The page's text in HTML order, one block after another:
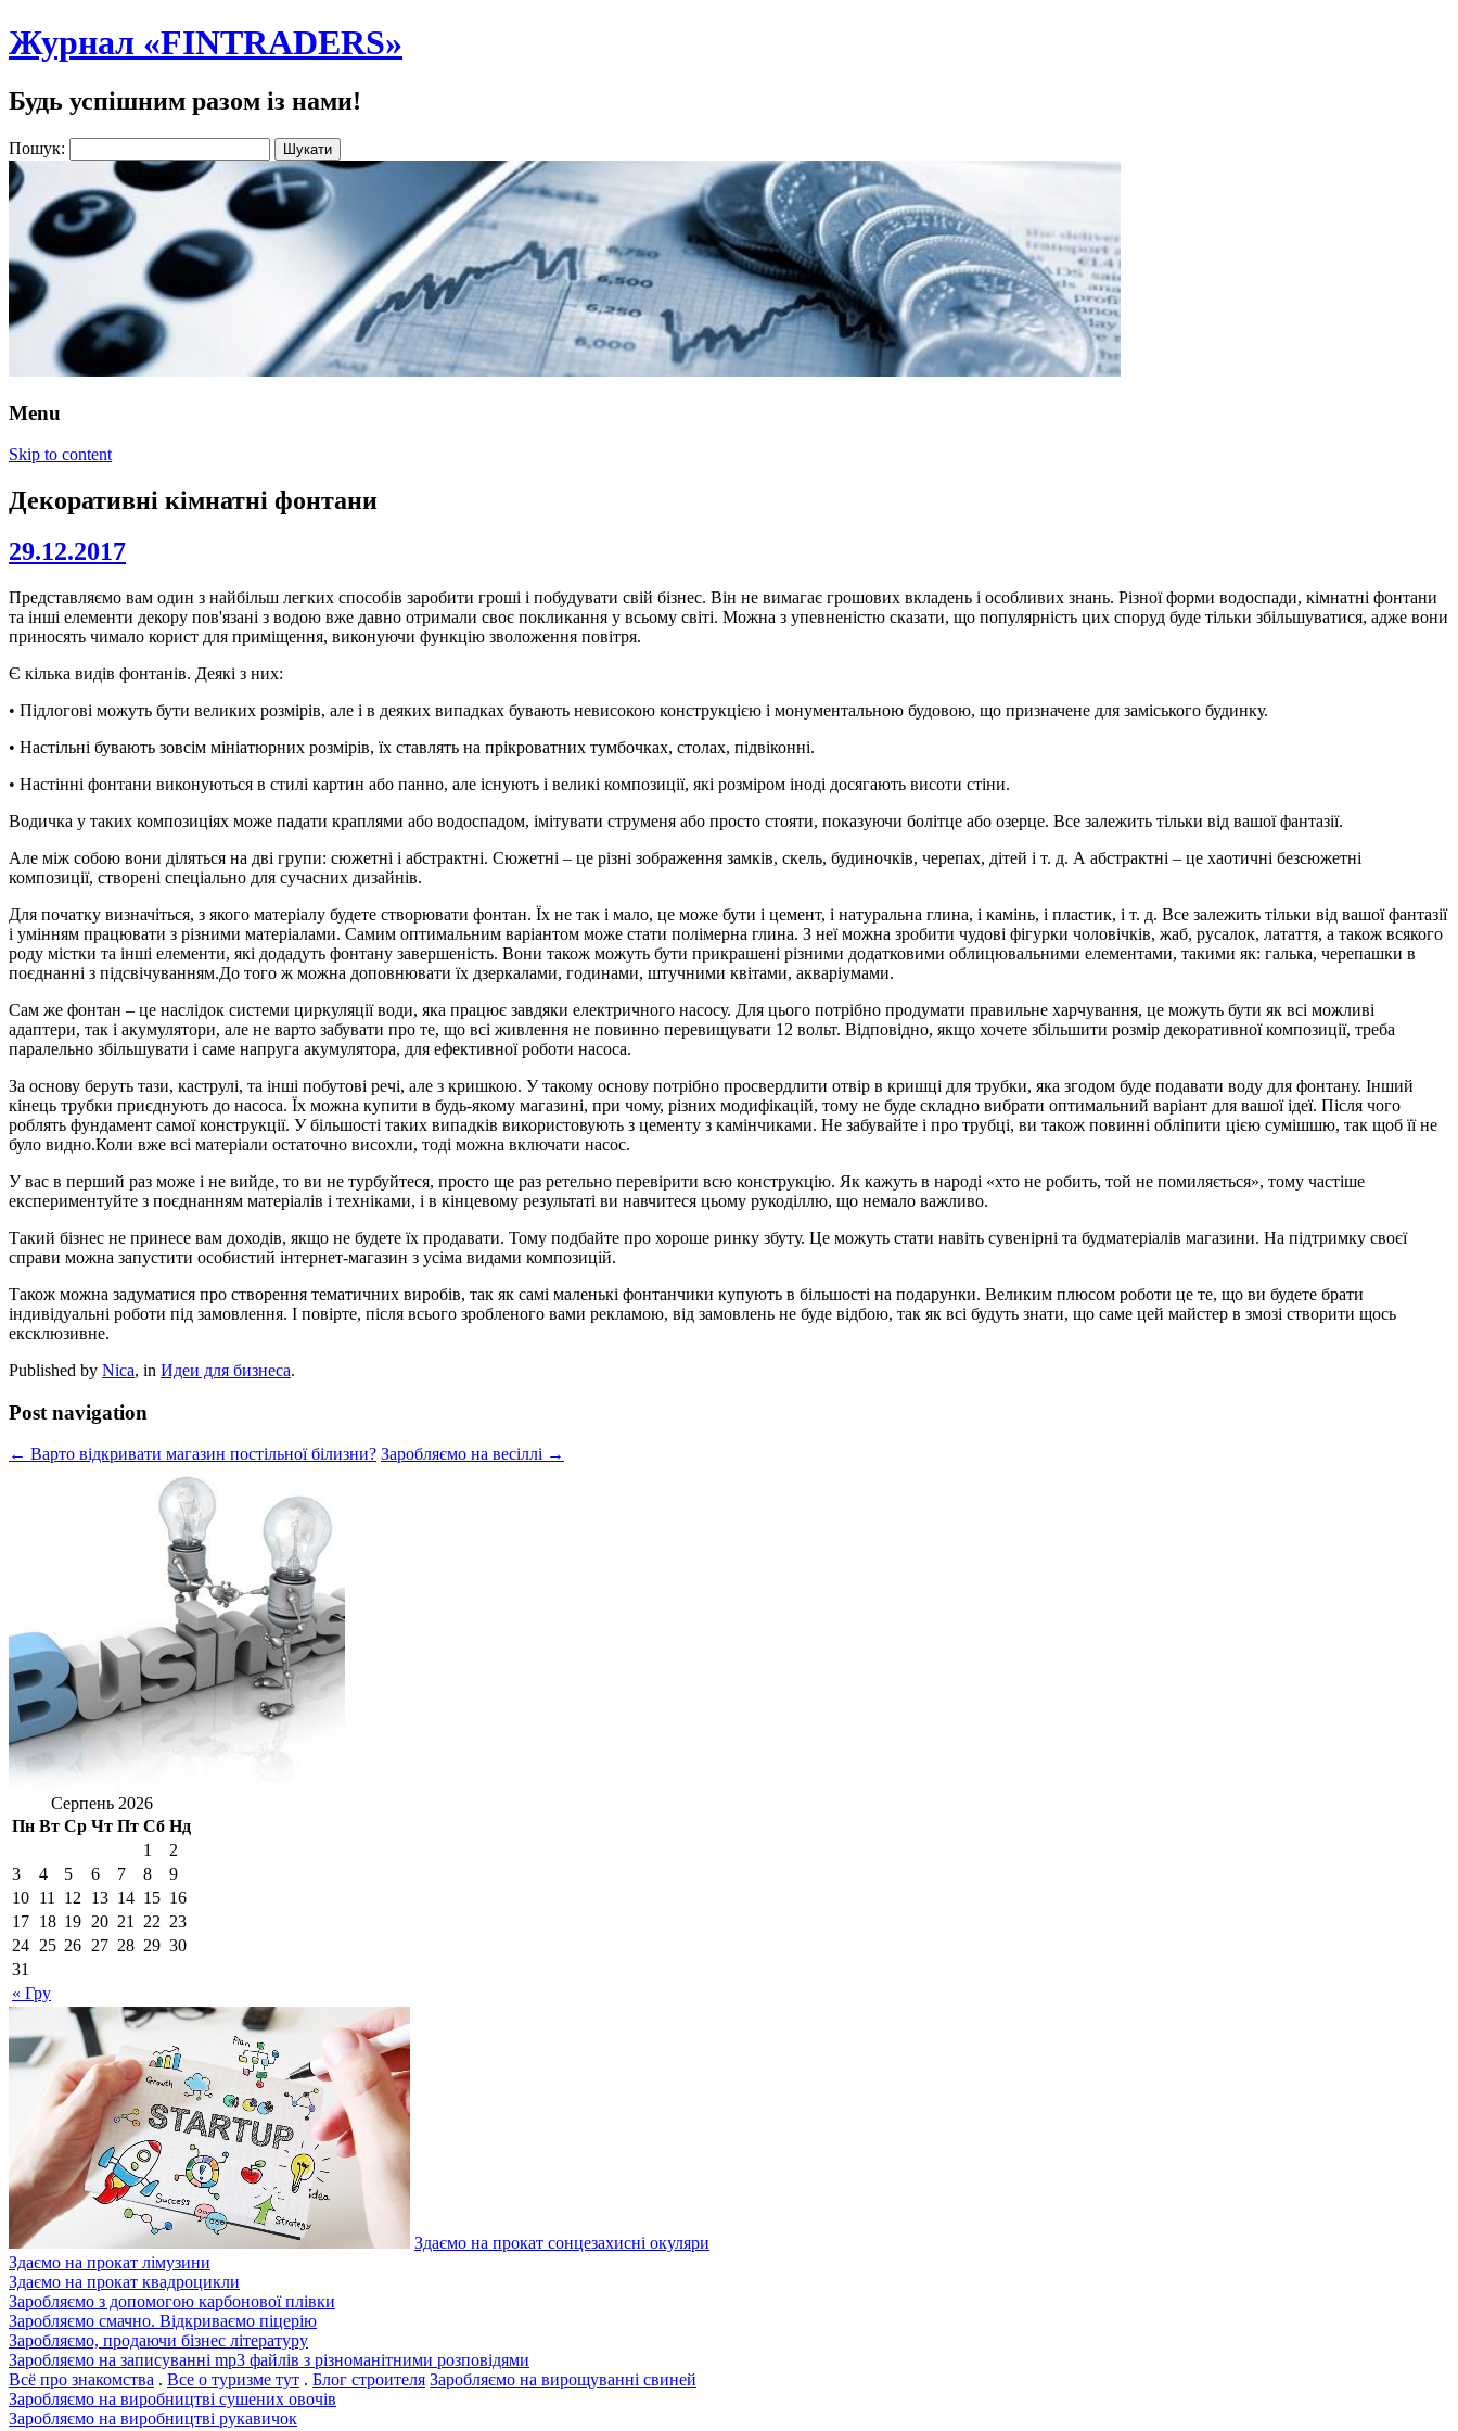
Журнал «FINTRADERS»
Будь успішним разом із нами!
Пошук:
Menu
Skip to content
Декоративні кімнатні фонтани
29.12.2017
Представляємо вам один з найбільш легких способів заробити гроші і побудувати свій бізнес. Він не вимагає грошових вкладень і особливих знань. Різної форми водоспади, кімнатні фонтани
та інші елементи декору пов'язані з водою вже давно отримали своє покликання у всьому світі. Можна з упевненістю сказати, що популярність цих споруд буде тільки збільшуватися, адже вони
приносять чимало корист для приміщення, виконуючи функцію зволоження повітря.
Є кілька видів фонтанів. Деякі з них:
• Підлогові можуть бути великих розмірів, але і в деяких випадках бувають невисокою конструкцією і монументальною будовою, що призначене для заміського будинку.
• Настільні бувають зовсім мініатюрних розмірів, їх ставлять на прікроватних тумбочках, столах, підвіконні.
• Настінні фонтани виконуються в стилі картин або панно, але існують і великі композиції, які розміром іноді досягають висоти стіни.
Водичка у таких композиціях може падати краплями або водоспадом, імітувати струменя або просто стояти, показуючи болітце або озерце. Все залежить тільки від вашої фантазії.
Але між собою вони діляться на дві групи: сюжетні і абстрактні. Сюжетні – це різні зображення замків, скель, будиночків, черепах, дітей і т. д. А абстрактні – це хаотичні безсюжетні
композиції, створені спеціально для сучасних дизайнів.
Для початку визначіться, з якого матеріалу будете створювати фонтан. Їх не так і мало, це може бути і цемент, і натуральна глина, і камінь, і пластик, і т. д. Все залежить тільки від вашої фантазії
і умінням працювати з різними матеріалами. Самим оптимальним варіантом може стати полімерна глина. З неї можна зробити чудові фігурки чоловічків, жаб, русалок, латаття, а також всякого
роду містки та інші елементи, які додадуть фонтану завершеність. Вони також можуть бути прикрашені різними додатковими облицювальними елементами, такими як: галька, черепашки в
поєднанні з підсвічуванням.До того ж можна доповнювати їх дзеркалами, годинами, штучними квітами, акваріумами.
Сам же фонтан – це наслідок системи циркуляції води, яка працює завдяки електричного насосу. Для цього потрібно продумати правильне харчування, це можуть бути як всі можливі
адаптери, так і акумулятори, але не варто забувати про те, що всі живлення не повинно перевищувати 12 вольт. Відповідно, якщо хочете збільшити розмір декоративної композиції, треба
паралельно збільшувати і саме напруга акумулятора, для ефективної роботи насоса.
За основу беруть тази, каструлі, та інші побутові речі, але з кришкою. У такому основу потрібно просвердлити отвір в кришці для трубки, яка згодом буде подавати воду для фонтану. Інший
кінець трубки приєднують до насоса. Їх можна купити в будь-якому магазині, при чому, різних модифікацій, тому не буде складно вибрати оптимальний варіант для вашої ідеї. Після чого
роблять фундамент самої конструкції. У більшості таких випадків використовують з цементу з камінчиками. Не забувайте і про трубці, ви також повинні обліпити цією сумішшю, так щоб її не
було видно.Коли вже всі матеріали остаточно висохли, тоді можна включати насос.
У вас в перший раз може і не вийде, то ви не турбуйтеся, просто ще раз ретельно перевірити всю конструкцію. Як кажуть в народі «хто не робить, той не помиляється», тому частіше
експериментуйте з поєднанням матеріалів і техніками, і в кінцевому результаті ви навчитеся цьому рукоділлю, що немало важливо.
Такий бізнес не принесе вам доходів, якщо не будете їх продавати. Тому подбайте про хороше ринку збуту. Це можуть стати навіть сувенірні та будматеріалів магазини. На підтримку своєї
справи можна запустити особистий інтернет-магазин з усіма видами композицій.
Також можна задуматися про створення тематичних виробів, так як самі маленькі фонтанчики купують в більшості на подарунки. Великим плюсом роботи це те, що ви будете брати
індивідуальні роботи під замовлення. І повірте, після всього зробленого вами рекламою, від замовлень не буде відбою, так як всі будуть знати, що саме цей майстер в змозі створити щось
ексклюзивне.
Published by Nica, in Идеи для бизнеса.
Post navigation
← Варто відкривати магазин постільної білизни? Заробляємо на весіллі →
Серпень 2026
Пн Вт Ср Чт Пт Сб Нд
« Гру
1
2
3
4 5 6 7 8
9
10 11 12 13 14 15 16
17 18 19 20 21 22 23
24 25 26 27 28 29 30
31
Здаємо на прокат сонцезахисні окуляри
Здаємо на прокат лімузини
Здаємо на прокат квадроцикли
Заробляємо з допомогою карбонової плівки
Заробляємо смачно. Відкриваємо піцерію
Заробляємо, продаючи бізнес літературу
Заробляємо на записуванні mp3 файлів з різноманітними розповідями
Всё про знакомства . Все о туризме тут . Блог строителя Заробляємо на вирощуванні свиней
Заробляємо на виробництві сушених овочів
Заробляємо на виробництві рукавичок